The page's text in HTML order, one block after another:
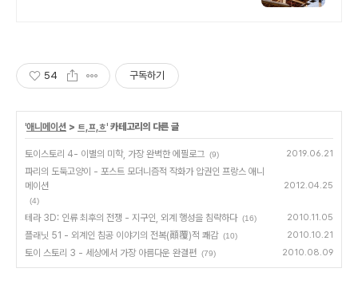
54 구독하기
'애니메이션 > ㅌ,ㅍ,ㅎ' 카테고리의 다른 글
토이스토리 4- 이별의 미학, 가장 완벽한 에필로그 (9) 2019.06.21
파리의 도둑고양이 - 포스트 모더니즘적 작화가 압권인 프랑스 애니
메이션
(4)
2012.04.25
테라 3D: 인류 최후의 전쟁 - 지구인, 외계 행성을 침략하다 (16) 2010.11.05
플래닛 51 - 외계인 침공 이야기의 전복(顚覆)적 쾌감 (10) 2010.10.21
토이 스토리 3 - 세상에서 가장 아름다운 완결편 (79) 2010.08.09